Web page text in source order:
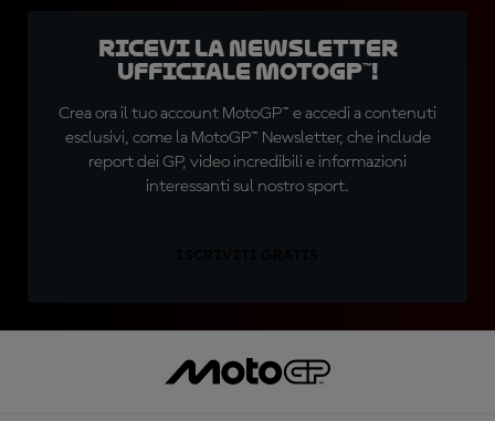
Ricevi la newsletter
ufficiale MotoGP™!
Crea ora il tuo account MotoGP™ e accedi a contenuti
esclusivi, come la MotoGP™ Newsletter, che include
report dei GP, video incredibili e informazioni
interessanti sul nostro sport.